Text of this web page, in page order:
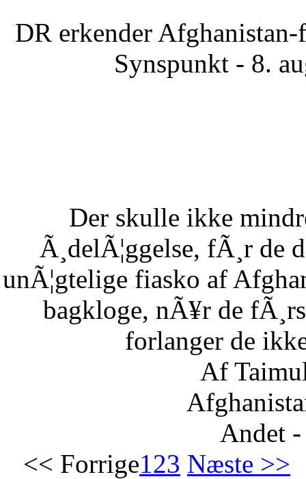
DR erkender
Synspunkt - 8.
Der skulle ikke
Ã¸delÃ¦ggelse, fÃ¸r de
unÃ¦gtelige fiasko af
bagkloge, nÃ¥r de
forlanger de
Af
Andet
<< Forrige123 Næste >>